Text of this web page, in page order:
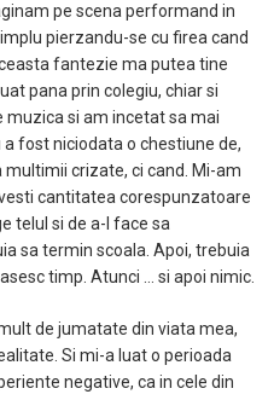
pe scena performand in
pierzandu-se cu firea cand
fantezie ma putea tine
pana prin colegiu, chiar si
muzica si am incetat sa mai
a fost niciodata o chestiune de,
crizate, ci cand. Mi-am
cantitatea corespunzatoare
telul si de a-l face sa
sa termin scoala. Apoi, trebuia
timp. Atunci … si apoi nimic.
de jumatate din viata mea,
Si mi-a luat o perioada
negative, ca in cele din